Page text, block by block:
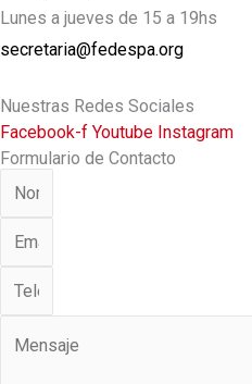
Lunes a jueves de 15 a 19hs
secretaria@fedespa.org
Nuestras Redes Sociales
Facebook-f Youtube Instagram
Formulario de Contacto